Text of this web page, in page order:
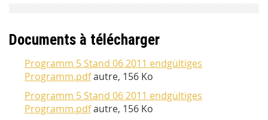
Documents à télécharger
Programm 5 Stand 06 2011 endgültiges
Programm.pdfautre, 156 Ko
Programm 5 Stand 06 2011 endgültiges
Programm.pdfautre, 156 Ko